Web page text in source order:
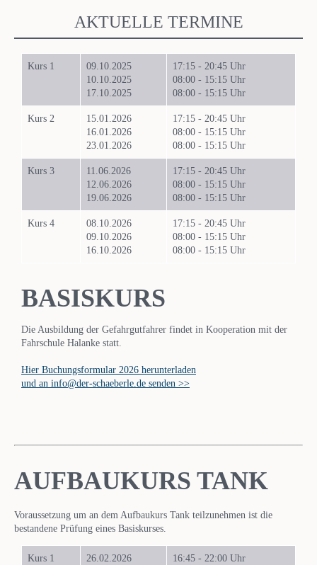
AKTUELLE TERMINE
Kurs 1
09.10.2025
10.10.2025
17.10.2025
17:15 - 20:45 Uhr
08:00 - 15:15 Uhr
08:00 - 15:15 Uhr
Kurs 2
15.01.2026
16.01.2026
23.01.2026
17:15 - 20:45 Uhr
08:00 - 15:15 Uhr
08:00 - 15:15 Uhr
Kurs 3
11.06.2026
12.06.2026
19.06.2026
17:15 - 20:45 Uhr
08:00 - 15:15 Uhr
08:00 - 15:15 Uhr
Kurs 4
08.10.2026
09.10.2026
16.10.2026
17:15 - 20:45 Uhr
08:00 - 15:15 Uhr
08:00 - 15:15 Uhr
BASISKURS
Die Ausbildung der Gefahrgutfahrer findet in Kooperation mit der
Fahrschule Halanke statt.
Hier Buchungsformular 2026 herunterladen
und an info@der-schaeberle.de senden >>
AUFBAUKURS TANK
Voraussetzung um an dem Aufbaukurs Tank teilzunehmen ist die
bestandene Prüfung eines Basiskurses.
Kurs 1
26.02.2026
16:45 - 22:00 Uhr